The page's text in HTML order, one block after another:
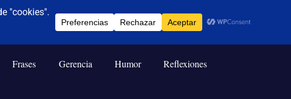
Frases Gerencia Humor Reflexiones